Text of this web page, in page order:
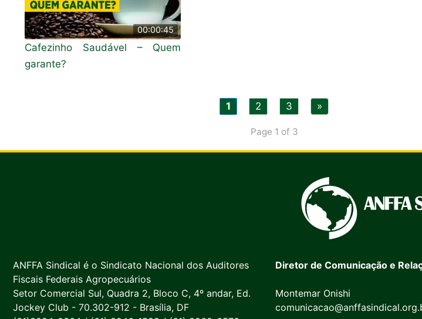
00:00:45
Cafezinho Saudável – Quem
garante?
1 2 3 »
Page 1 of 3
ANFFA Sindical é o Sindicato Nacional dos Auditores
Fiscais Federais Agropecuários
Setor Comercial Sul, Quadra 2, Bloco C, 4º andar, Ed.
Jockey Club - 70.302-912 - Brasília, DF
Diretor de Comunicação e
Montemar Onishi